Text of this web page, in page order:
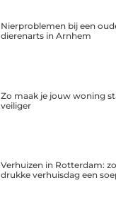
Nierproblemen bij een
dierenarts in Arnhem
Zo maak je jouw woning
veiliger
Verhuizen in Rotterdam:
drukke verhuisdag een